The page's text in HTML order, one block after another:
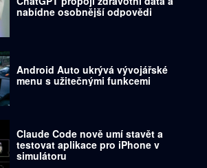
nabídne osobnější odpovědi
Android Auto ukrývá vývojářské
menu s užitečnými funkcemi
Claude Code nově umí stavět a
testovat aplikace pro iPhone v
simulátoru